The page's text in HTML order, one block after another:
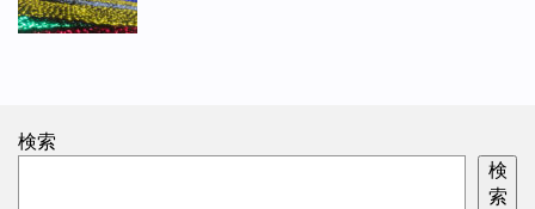
検索
検
索